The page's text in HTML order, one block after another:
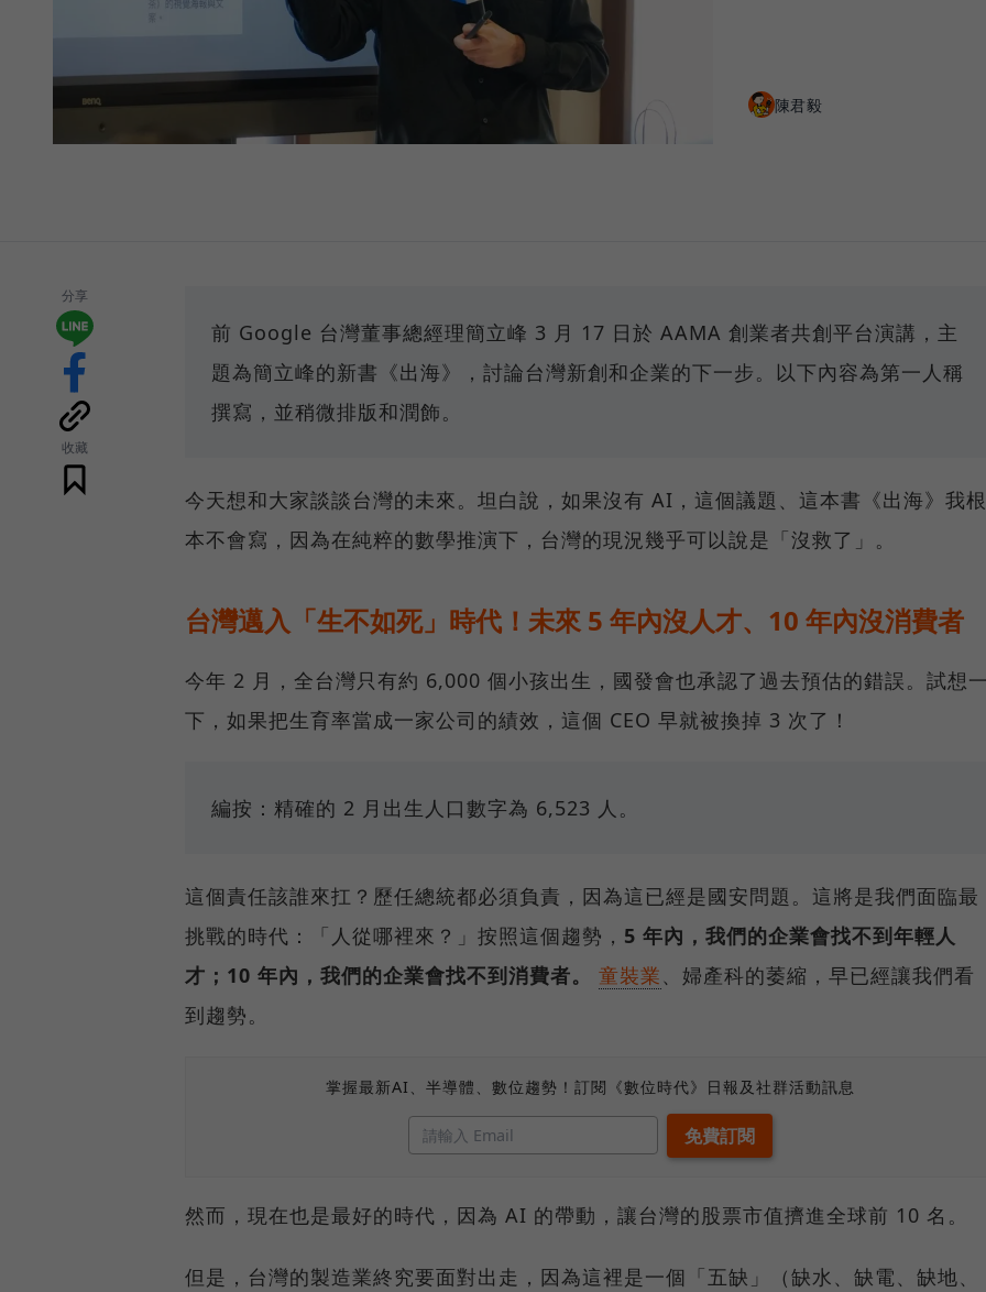
陳君毅
分享
收藏
前 Google 台灣董事總經理簡立峰 3 月 17 日於 AAMA 創業者共創平台演講，主
題為簡立峰的新書《出海》，討論台灣新創和企業的下一步。以下內容為第一人稱
撰寫，並稍微排版和潤飾。
今天想和大家談談台灣的未來。坦白說，如果沒有 AI，這個議題、這本書《出海》我根
本不會寫，因為在純粹的數學推演下，台灣的現況幾乎可以說是「沒救了」。
台灣邁入「生不如死」時代！未來 5 年內沒人才、10 年內沒消費者
今年 2 月，全台灣只有約 6,000 個小孩出生，國發會也承認了過去預估的錯誤。試想
下，如果把生育率當成一家公司的績效，這個 CEO 早就被換掉 3 次了！
編按：精確的 2 月出生人口數字為 6,523 人。
這個責任該誰來扛？歷任總統都必須負責，因為這已經是國安問題。這將是我們面臨最
挑戰的時代：「人從哪裡來？」按照這個趨勢， 5 年內，我們的企業會找不到年輕人
才；10 年內，我們的企業會找不到消費者。
童裝業、婦產科的萎縮，早已經讓我們看
到趨勢。
掌握最新AI、半導體、數位趨勢！訂閱《數位時代》日報及社群活動訊息
然而，現在也是最好的時代，因為 AI 的帶動，讓台灣的股票市值擠進全球前 10 名。
但是，台灣的製造業終究要面對出走，因為這裡是一個「五缺」（缺水、缺電、缺地、